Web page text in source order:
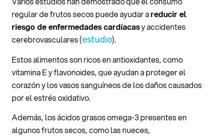
regular de frutos secos puede ayudar areducir el
riesgo de enfermedades cardíacasy accidentes
cerebrovasculares (estudio).
Estos alimentos son ricos en antioxidantes, como
vitamina E y flavonoides, que ayudan a proteger el
corazón y los vasos sanguíneos de los daños causados
por el estrés oxidativo.
Además, los ácidos grasos omega-3 presentes en
algunos frutos secos, como las nueces,